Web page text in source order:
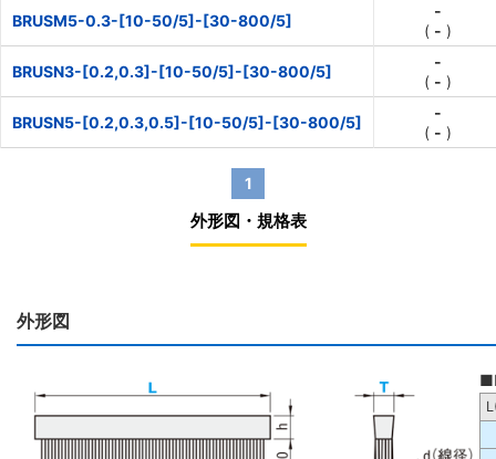
BRUSM5-0.3-[10-50/5]-[30-800/5]
-
( - )
BRUSN3-[0.2,0.3]-[10-50/5]-[30-800/5]
-
( - )
BRUSN5-[0.2,0.3,0.5]-[10-50/5]-[30-800/5]
-
( - )
1
外形図・規格表
外形図